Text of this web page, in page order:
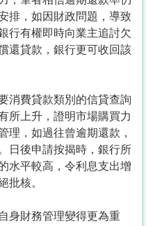
排，如因財政問題，導致
行有權即時向業主追討欠
還貸款，銀行更可收回該
消費貸款類別的信貸查詢
所上升，證明市場購買力
理，如過往曾逾期還款，
日後申請按揭時，銀行所
水平較高，令利息支出增
批核。
身財務管理變得更為重